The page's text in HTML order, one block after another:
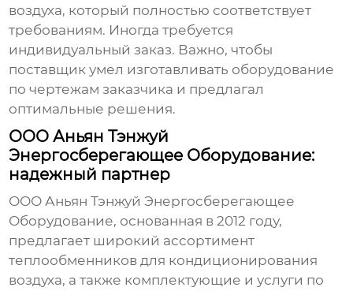
воздуха, который полностью соответствует
требованиям. Иногда требуется
индивидуальный заказ. Важно, чтобы
поставщик умел изготавливать оборудование
по чертежам заказчика и предлагал
оптимальные решения.
ООО Аньян Тэнжуй
Энергосберегающее Оборудование:
надежный партнер
ООО Аньян Тэнжуй Энергосберегающее
Оборудование, основанная в 2012 году,
предлагает широкий ассортимент
теплообменников для кондиционирования
воздуха, а также комплектующие и услуги по